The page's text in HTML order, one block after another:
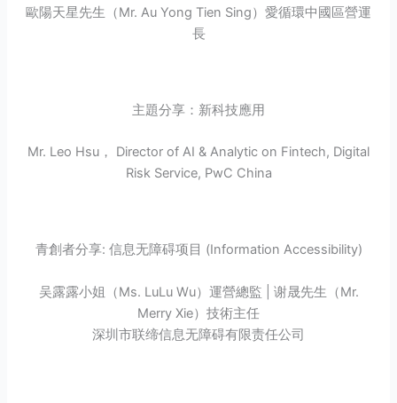
歐陽天星先生（Mr. Au Yong Tien Sing）愛循環中國區營運
長
主題分享：新科技應用
Mr. Leo Hsu， Director of AI & Analytic on Fintech, Digital
Risk Service, PwC China
青創者分享: 信息无障碍项目 (Information Accessibility)
吴露露小姐（Ms. LuLu Wu）運營總監 | 谢晟先生（Mr.
Merry Xie）技術主任
深圳市联缔信息无障碍有限责任公司